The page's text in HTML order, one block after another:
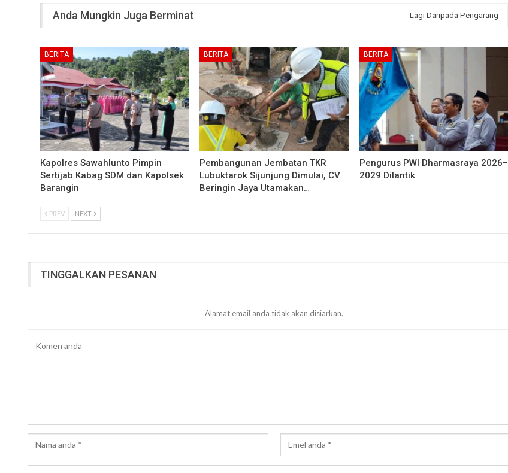
Anda Mungkin Juga Berminat Lagi Daripada Pengarang
BERITA
Kapolres Sawahlunto Pimpin
Sertijab Kabag SDM dan Kapolsek
Barangin
BERITA
Pembangunan Jembatan TKR
Lubuktarok Sijunjung Dimulai, CV
Beringin Jaya Utamakan…
BERITA
Pengurus PWI Dharmasraya 2026–
2029 Dilantik
PREV NEXT
TINGGALKAN PESANAN
Alamat email anda tidak akan disiarkan.